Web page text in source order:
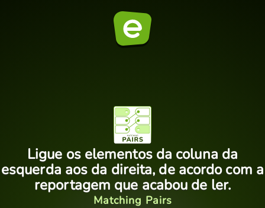
Ligue os elementos da coluna da
esquerda aos da direita, de acordo com a
reportagem que acabou de ler.
Matching Pairs